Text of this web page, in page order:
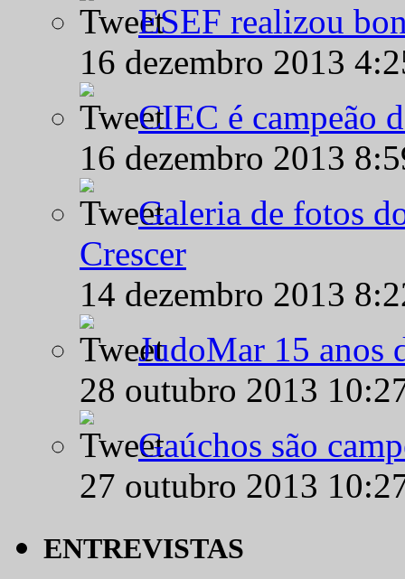
ESEF realizou
16 dezembro 2013
CIEC é campeão
16 dezembro 2013
Galeria de fotos
Crescer
14 dezembro 2013
JudoMar 15 anos
28 outubro 2013
Gaúchos são
27 outubro 2013
ENTREVISTAS